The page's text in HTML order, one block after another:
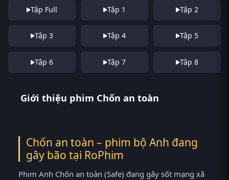
Tập Full Tập 1 Tập 2
Tập 3 Tập 4 Tập 5
Tập 6 Tập 7 Tập 8
Giới thiệu phim Chốn an toàn
Chốn an toàn – phim bộ Anh đang
gây bão tại RoPhim
Phim Anh Chốn an toàn (Safe) đang gây sốt mạng xã